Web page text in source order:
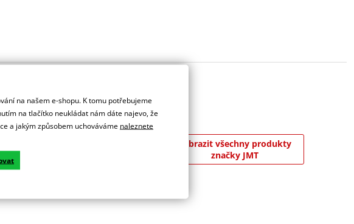
pro motocykly, skútry a ATV.
nabídce je také široký výběr
a blinkry.
Zobrazit všechny produkty
značky JMT
na našem e-shopu. K tomu potřebujeme
na tlačítko neukládat nám dáte najevo, že
a jakým způsobem uchováváme naleznete